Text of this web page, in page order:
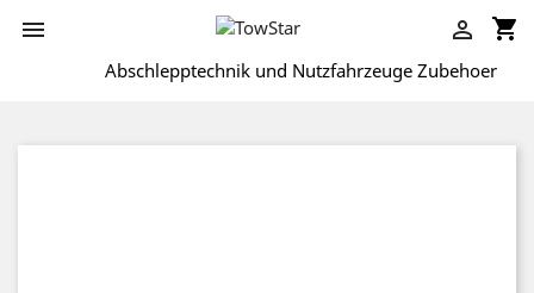
 shopping_cart

Abschlepptechnik und Nutzfahrzeuge Zubehoer